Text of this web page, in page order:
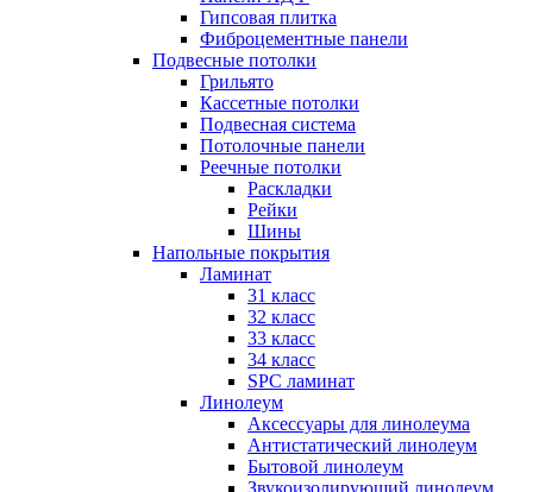
Гипсовая плитка
Фиброцементные панели
Подвесные потолки
Грильято
Кассетные потолки
Подвесная система
Потолочные панели
Реечные потолки
Раскладки
Рейки
Шины
Напольные покрытия
Ламинат
31 класс
32 класс
33 класс
34 класс
SPC ламинат
Линолеум
Аксессуары для линолеума
Антистатический линолеум
Бытовой линолеум
Звукоизолирующий линолеум